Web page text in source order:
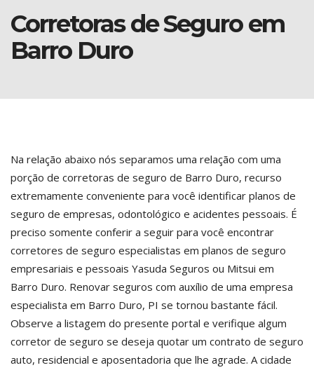
Corretoras de Seguro em
Barro Duro
Na relação abaixo nós separamos uma relação com uma
porção de corretoras de seguro de Barro Duro, recurso
extremamente conveniente para você identificar planos de
seguro de empresas, odontológico e acidentes pessoais. É
preciso somente conferir a seguir para você encontrar
corretores de seguro especialistas em planos de seguro
empresariais e pessoais Yasuda Seguros ou Mitsui em
Barro Duro. Renovar seguros com auxílio de uma empresa
especialista em Barro Duro, PI se tornou bastante fácil.
Observe a listagem do presente portal e verifique algum
corretor de seguro se deseja quotar um contrato de seguro
auto, residencial e aposentadoria que lhe agrade. A cidade